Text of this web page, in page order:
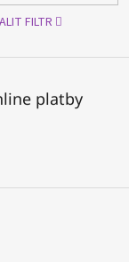
FILTR
platby